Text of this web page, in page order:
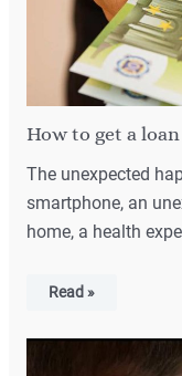
How to get a
The unexpected
smartphone, an
home, a health
Read »